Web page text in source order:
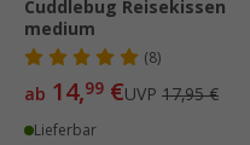
Cuddlebug Reisekissen
medium
(8)
ab 14,99 €UVP 17,95 €
Lieferbar